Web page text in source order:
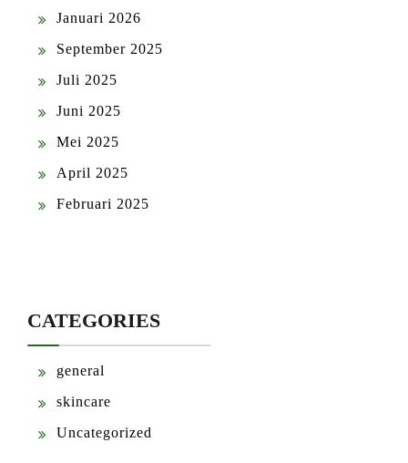
Januari 2026
September 2025
Juli 2025
Juni 2025
Mei 2025
April 2025
Februari 2025
CATEGORIES
general
skincare
Uncategorized